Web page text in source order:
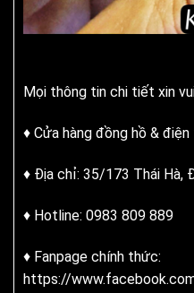
Mọi thông tin chi tiết xin
♦ Cửa hàng đồng hồ &
♦ Địa chỉ: 35/173 Thái Hà,
♦ Hotline: 0983 809 889
♦ Fanpage chính thức:
https://